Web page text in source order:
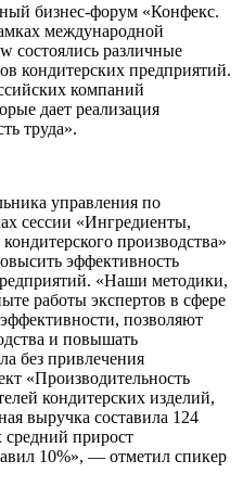
бизнес-форум «Конфекс.
международной
состоялись различные
кондитерских предприятий.
компаний
дает реализация
труда».
управления по
сессии «Ингредиенты,
производства»
эффективность
«Наши методики,
работы экспертов в сфере
позволяют
и повышать
без привлечения
«Производительность
кондитерских изделий,
выручка составила 124
прирост
10%», — отметил спикер